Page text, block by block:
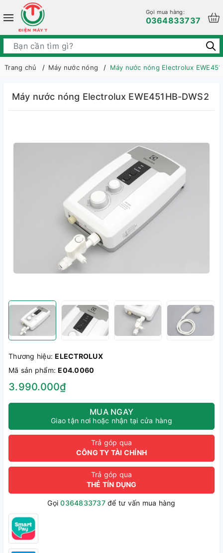
Gọi mua hàng:
0364833737
Trang chủ Máy nước nóng Máy nước nóng Electrolux
Máy nước nóng Electrolux EWE451HB-DWS2
Thương hiệu:ELECTROLUX
Mã sản phẩm:E04.0060
3.990.000₫
MUA NGAY
Giao tận nơi hoặc nhận tại cửa hàng
Trả góp qua
CÔNG TY TÀI CHÍNH
Trả góp qua
THẺ TÍN DỤNG
Gọi0364833737để tư vấn mua hàng